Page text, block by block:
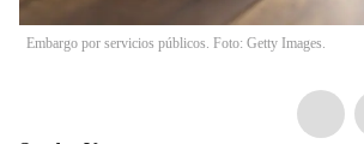
Embargo por servicios públicos. Foto: Getty Images.